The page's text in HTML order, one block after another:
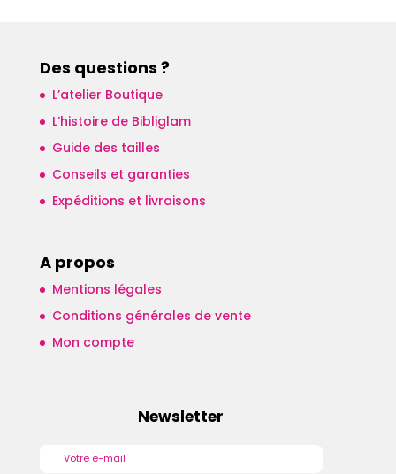
Des questions ?
L’atelier Boutique
L’histoire de Bibliglam
Guide des tailles
Conseils et garanties
Expéditions et livraisons
A propos
Mentions légales
Conditions générales de vente
Mon compte
Newsletter